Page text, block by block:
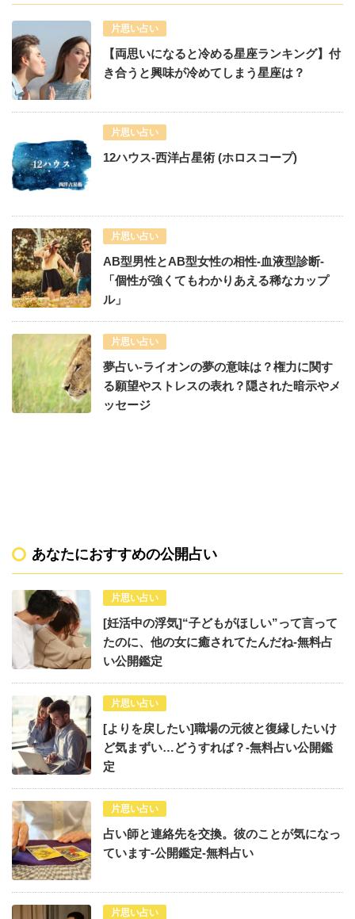
片思い占い
【両思いになると冷める星座ランキング】付
き合うと興味が冷めてしまう星座は？
片思い占い
12ハウス-西洋占星術 (ホロスコープ)
片思い占い
AB型男性とAB型女性の相性-血液型診断-
「個性が強くてもわかりあえる稀なカップ
ル」
片思い占い
夢占い-ライオンの夢の意味は？権力に関す
る願望やストレスの表れ？隠された暗示やメ
ッセージ
あなたにおすすめの公開占い
片思い占い
[妊活中の浮気]“子どもがほしい”って言って
たのに、他の女に癒されてたんだね-無料占
い公開鑑定
片思い占い
[よりを戻したい]職場の元彼と復縁したいけ
ど気まずい…どうすれば？-無料占い公開鑑
定
片思い占い
占い師と連絡先を交換。彼のことが気になっ
ています-公開鑑定-無料占い
片思い占い